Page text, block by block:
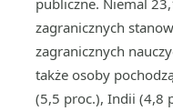
zagranicznych
zagranicznych
także osoby
(5,5 proc.), Indii (4,8